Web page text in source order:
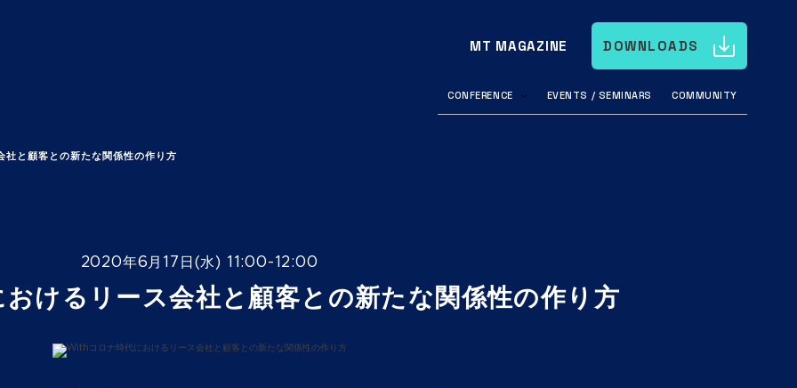
DOWNLOADS
MT MAGAZINE
CONFERENCE EVENTS / SEMINARS COMMUNITY
と顧客との新たな関係性の作り方
2020年6月17日(水) 11:00-12:00
けるリース会社と顧客との新たな関係性の作り方